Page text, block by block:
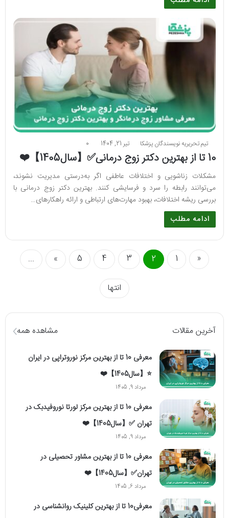
تیم تحریریه نویسندگان پزشکا تیر 21, 1404 0
10 تا از بهترین دکتر زوج درمانی✅【سال1405】❤️
مشکلات زناشویی و اختلافات عاطفی اگر به‌درستی مدیریت نشوند،
می‌توانند رابطه را سرد و فرسایشی کنند. بهترین دکتر زوج درمانی با
بررسی ریشه اختلافات، بهبود مهارت‌های ارتباطی و ارائه راهکارهای…
ادامه مطلب
«
1
2
3
4
5
»
...
انتها
آخرین مقالات مشاهده همه
معرفی 10 تا از بهترین مرکز نوروتراپی در ایران
⭐【سال1405】❤️
مرداد 9, 1405
معرفی 10 تا از بهترین مرکز لورتا نوروفیدبک در
تهران ✅【سال1405】❤️
مرداد 9, 1405
معرفی 10 تا از بهترین مشاور تحصیلی در
تهران✅【سال1405】❤️
مرداد 6, 1405
معرفی10 تا از بهترین کلینیک روانشناسی در